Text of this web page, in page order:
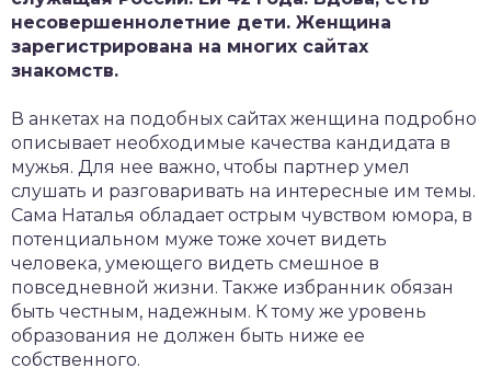
несовершеннолетние дети. Женщина
зарегистрирована на многих сайтах
знакомств.
В анкетах на подобных сайтах женщина подробно
описывает необходимые качества кандидата в
мужья. Для нее важно, чтобы партнер умел
слушать и разговаривать на интересные им темы.
Сама Наталья обладает острым чувством юмора, в
потенциальном муже тоже хочет видеть
человека, умеющего видеть смешное в
повседневной жизни. Также избранник обязан
быть честным, надежным. К тому же уровень
образования не должен быть ниже ее
собственного.